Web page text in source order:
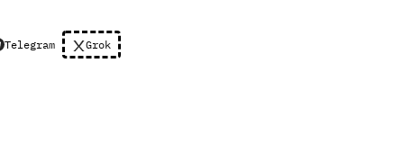
Telegram Grok